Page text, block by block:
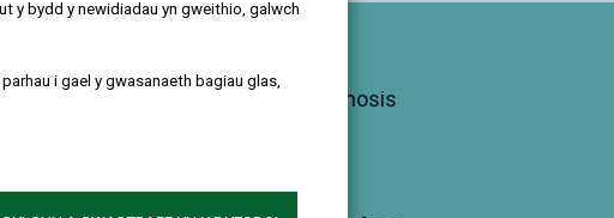
y bydd y newidiadau yn gweithio, galwch
i gael y gwasanaeth bagiau glas,
i ddysgu am wasanaethu, diagnosis